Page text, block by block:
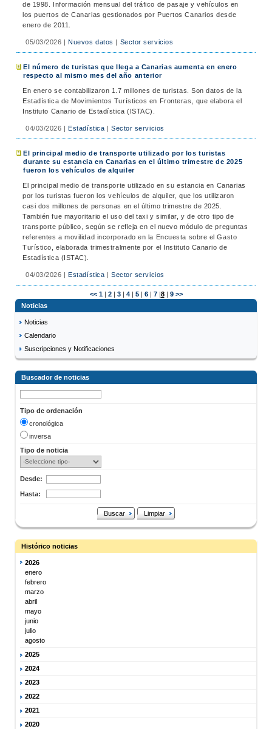
de 1998. Información mensual del tráfico de pasaje y vehículos en
los puertos de Canarias gestionados por Puertos Canarios desde
enero de 2011.
05/03/2026 |Nuevos datos | Sector servicios
El número de turistas que llega a Canarias aumenta en enero
respecto al mismo mes del año anterior
En enero se contabilizaron 1.7 millones de turistas. Son datos de la
Estadística de Movimientos Turísticos en Fronteras, que elabora el
Instituto Canario de Estadística (ISTAC).
04/03/2026 |Estadística | Sector servicios
El principal medio de transporte utilizado por los turistas
durante su estancia en Canarias en el último trimestre de 2025
fueron los vehículos de alquiler
El principal medio de transporte utilizado en su estancia en Canarias
por los turistas fueron los vehículos de alquiler, que los utilizaron
casi dos millones de personas en el último trimestre de 2025.
También fue mayoritario el uso del taxi y similar, y de otro tipo de
transporte público, según se refleja en el nuevo módulo de preguntas
referentes a movilidad incorporado en la Encuesta sobre el Gasto
Turístico, elaborada trimestralmente por el Instituto Canario de
Estadística (ISTAC).
04/03/2026 |Estadística | Sector servicios
<< 1| 2| 3| 4| 5| 6| 7|8| 9 >>
Noticias
Noticias
Calendario
Suscripciones y Notificaciones
Buscador de noticias
Tipo de ordenación
cronológica
inversa
Tipo de noticia
Desde:
Hasta:
Buscar Limpiar
Histórico noticias
2026
enero
febrero
marzo
abril
mayo
junio
julio
agosto
2025
2024
2023
2022
2021
2020